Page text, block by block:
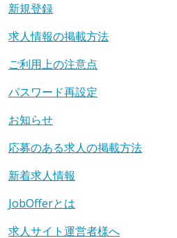
新規登録
求人情報の掲載方法
ご利用上の注意点
パスワード再設定
お知らせ
応募のある求人の掲載方法
新着求人情報
JobOfferとは
求人サイト運営者様へ